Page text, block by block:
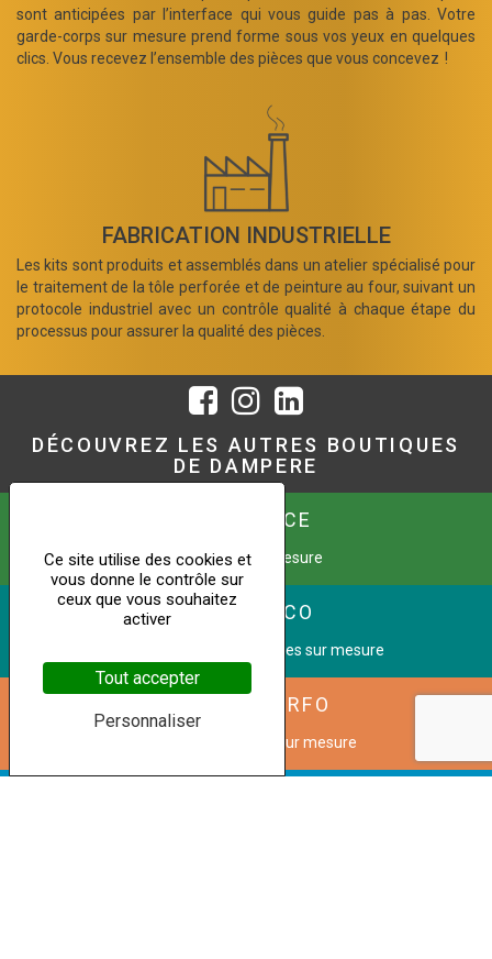
sont anticipées par l’interface qui vous guide pas à pas. Votre
garde-corps sur mesure prend forme sous vos yeux en quelques
clics. Vous recevez l’ensemble des pièces que vous concevez !
FABRICATION INDUSTRIELLE
Les kits sont produits et assemblés dans un atelier spécialisé pour
le traitement de la tôle perforée et de peinture au four, suivant un
protocole industriel avec un contrôle qualité à chaque étape du
processus pour assurer la qualité des pièces.
DÉCOUVREZ LES AUTRES BOUTIQUES
DE DAMPERE
URBAFENCE
Kit Clôture sur mesure
YUNIK DECO
Tôles perforées décoratives sur mesure
PANNEL PERFO
Grilles de ventilation sur mesure
Ce site utilise des cookies et
vous donne le contrôle sur
ceux que vous souhaitez
activer
Tout accepter
Personnaliser